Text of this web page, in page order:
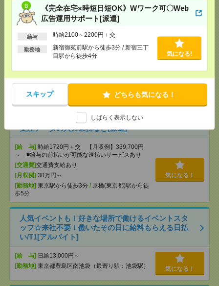
《完全在宅×時短日短OK》Wワーク可〇Web
広告運用サポート[派遣]
給与 時給2100～2200円＋交
勤務地
新宿御苑前駅から徒歩3分 / 新宿三丁
目駅から徒歩4分
気になる!
スキップ どちらも気になる！
しばらく表示しない
[勤務地]
新宿御苑前駅から徒歩3分/新宿三丁目駅
から徒歩4分
気になる！
2名募集！独立行政法人！こつこつ書類チェック・申
請＊50代活躍中[派遣]
麹町駅から徒歩2分
半蔵門駅から徒歩9分
気になる！
【完全在宅】2名募集！時給1720円！【リクルート】
受注データの入力業務など[派遣]
[給 与] 時給1720円＋交 【月収例】339,700円
～ ■給与の前払いが可能な速払いサービスあり
[交通費]交通費支給あり
[月収例] 30万円～
[勤務地] 東京駅から徒歩3分 / 京橋(東京都)駅から徒
歩5分
気になる！
人気イベントも！好きな場所で働けるイベントスタ
ッフ☆来社不要！働いたその日に給料もらえる日払
い/T1[アルバイト]
[給 与] 日給13,000円～
[勤務地] 東京都豊島区南池袋（最寄り駅：池袋駅） 気になる！